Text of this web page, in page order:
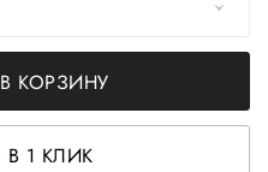
КОРЗИНУ
В 1 КЛИК